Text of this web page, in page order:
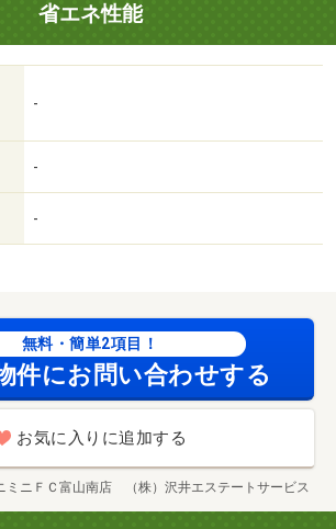
省エネ性能
-
-
-
無料・簡単2項目！
件にお問い合わせする
お気に入りに追加する
ミニＦＣ富山南店 （株）沢井エステートサービス